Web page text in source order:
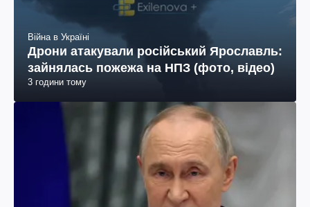
Війна в Україні
Дрони атакували російський Ярославль:
зайнялась пожежа на НПЗ (фото, відео)
3 години тому